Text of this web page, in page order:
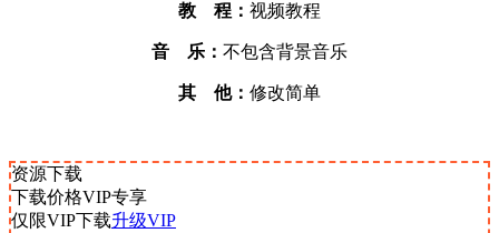
教 程： 视频教程
音 乐： 不包含背景音乐
其 他： 修改简单
资源下载
下载价格VIP专享
仅限VIP下载升级VIP